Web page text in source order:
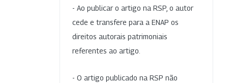
- Ao publicar o artigo na RSP, o autor
cede e transfere para a ENAP os
direitos autorais patrimoniais
referentes ao artigo.
- O artigo publicado na RSP não